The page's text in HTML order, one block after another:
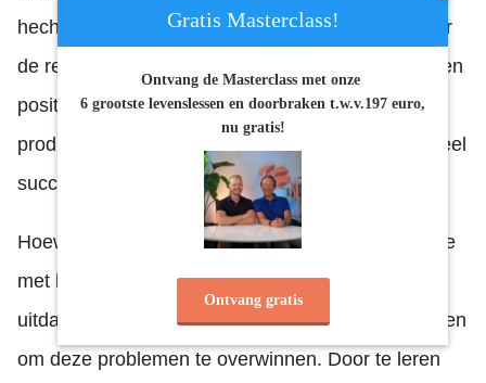
hechte cultuur kan tijd en inspanning kosten, maar
de resultaten zijn het waard. Een sterk team en een
positieve cultuur kunnen leiden tot een hogere
productiviteit, meer innovatie en een groter algeheel
succes voor je bedrijf.
Hoewel het gevoel van eenzaamheid en de moeite
met het
van werk veel voorkomende
uitdagingen zijn voor ondernemers, zijn er manieren
om deze problemen te overwinnen. Door te leren
Gratis Masterclass!
Ontvang de Masterclass met onze
6 grootste levenslessen en doorbraken t.w.v.197 euro,
nu gratis!
Ontvang gratis